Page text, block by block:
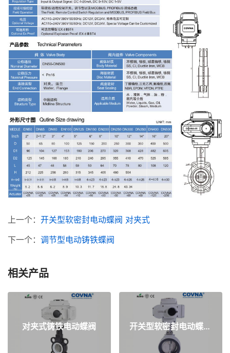
上一个： 开关型软密封电动蝶阀 对夹式
下一个： 调节型电动铸铁蝶阀
相关产品
对夹式铸铁电动蝶阀 开关型软密封电动蝶阀 对夹式